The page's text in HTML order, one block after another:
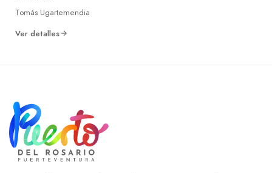
Tomás Ugartemendia
Ver detalles